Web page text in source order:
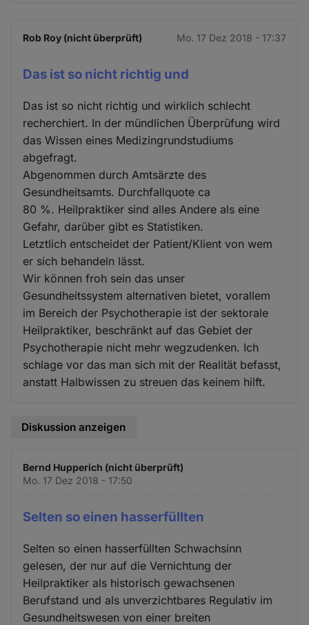
Rob Roy (nicht überprüft) Mo. 17 Dez 2018 - 17:37
Das ist so nicht richtig und
Das ist so nicht richtig und wirklich schlecht
recherchiert. In der mündlichen Überprüfung wird
das Wissen eines Medizingrundstudiums
abgefragt.
Abgenommen durch Amtsärzte des
Gesundheitsamts. Durchfallquote ca
80 %. Heilpraktiker sind alles Andere als eine
Gefahr, darüber gibt es Statistiken.
Letztlich entscheidet der Patient/Klient von wem
er sich behandeln lässt.
Wir können froh sein das unser
Gesundheitssystem alternativen bietet, vorallem
im Bereich der Psychotherapie ist der sektorale
Heilpraktiker, beschränkt auf das Gebiet der
Psychotherapie nicht mehr wegzudenken. Ich
schlage vor das man sich mit der Realität befasst,
anstatt Halbwissen zu streuen das keinem hilft.
Diskussion anzeigen
Bernd Hupperich (nicht überprüft)
Mo. 17 Dez 2018 - 17:50
Selten so einen hasserfüllten
Selten so einen hasserfüllten Schwachsinn
gelesen, der nur auf die Vernichtung der
Heilpraktiker als historisch gewachsenen
Berufstand und als unverzichtbares Regulativ im
Gesundheitswesen von einer breiten